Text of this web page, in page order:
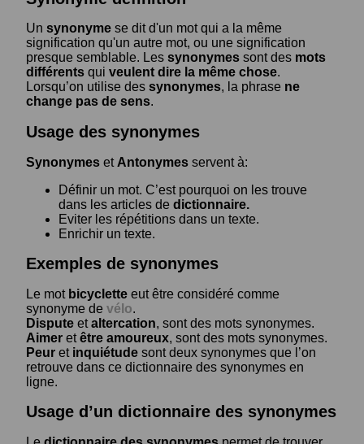
Un synonyme se dit d'un mot qui a la même
signification qu'un autre mot, ou une signification
presque semblable. Les synonymes sont des mots
différents qui veulent dire la même chose.
Lorsqu’on utilise des synonymes, la phrase ne
change pas de sens.
Usage des synonymes
Synonymes et Antonymes servent à:
Définir un mot. C’est pourquoi on les trouve
dans les articles de dictionnaire.
Eviter les répétitions dans un texte.
Enrichir un texte.
Exemples de synonymes
Le mot bicyclette eut être considéré comme
synonyme de vélo.
Dispute etaltercation, sont des mots synonymes.
Aimer etêtre amoureux, sont des mots synonymes.
Peur et inquiétude sont deux synonymes que l’on
retrouve dans ce dictionnaire des synonymes en
ligne.
Usage d’un dictionnaire des synonymes